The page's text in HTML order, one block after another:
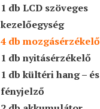
1 db LCD szöveges
kezelőegység
4 db mozgásérzékelő
1 db nyitásérzékelő
1 db kültéri hang – és
fényjelző